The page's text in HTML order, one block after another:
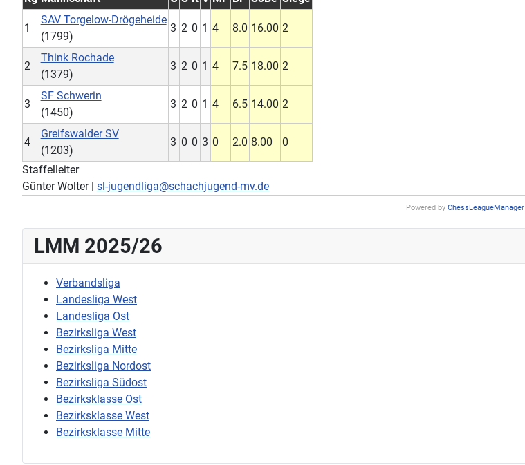
1
SAV Torgelow-Drögeheide
(1799)
3 2 0 1 4 8.0 16.00 2
2
Think Rochade
(1379)
3 2 0 1 4 7.5 18.00 2
3
SF Schwerin
(1450)
3 2 0 1 4 6.5 14.00 2
4
Greifswalder SV
(1203)
3 0 0 3 0 2.0 8.00 0
Staffelleiter
Günter Wolter | sl-jugendliga@schachjugend-mv.de
Powered by ChessLeagueManager
LMM 2025/26
Verbandsliga
Landesliga West
Landesliga Ost
Bezirksliga West
Bezirksliga Mitte
Bezirksliga Nordost
Bezirksliga Südost
Bezirksklasse Ost
Bezirksklasse West
Bezirksklasse Mitte